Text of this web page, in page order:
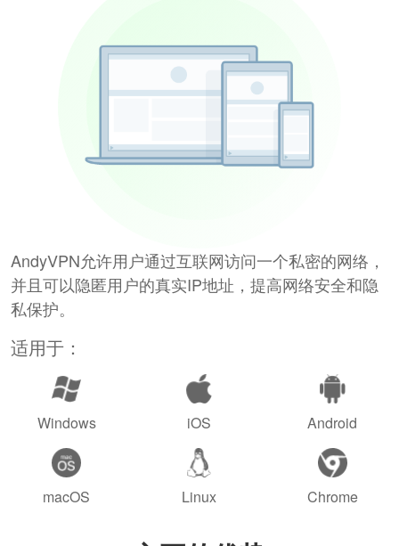
AndyVPN允许用户通过互联网访问一个私密的网络，
并且可以隐匿用户的真实IP地址，提高网络安全和隐
私保护。
适用于：
Windows iOS Android
macOS Linux Chrome